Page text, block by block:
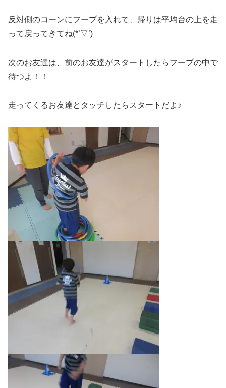
反対側のコーンにフープを入れて、帰りは平均台の上を走
って戻ってきてね(*’▽’)
次のお友達は、前のお友達がスタートしたらフープの中で
待つよ！！
走ってくるお友達とタッチしたらスタートだよ♪